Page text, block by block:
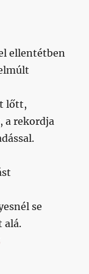
ellentétben
lőtt,
a rekordja
se
alá.